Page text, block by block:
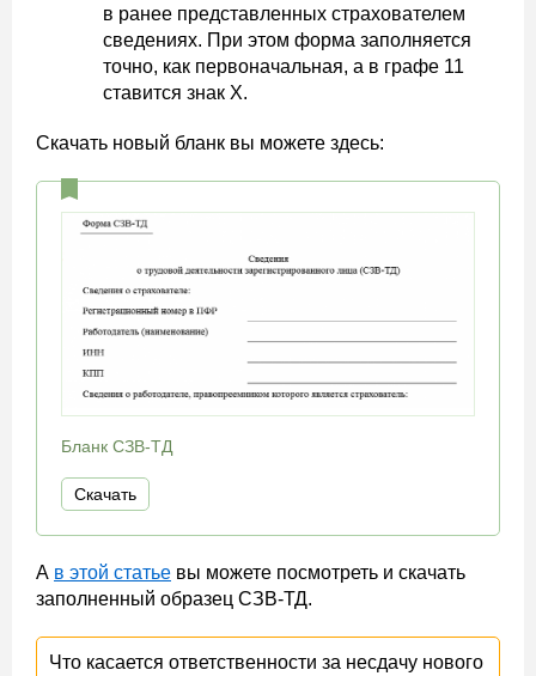
в ранее представленных страхователем
сведениях. При этом форма заполняется
точно, как первоначальная, а в графе 11
ставится знак Х.
Скачать новый бланк вы можете здесь:
Бланк СЗВ-ТД
Скачать
А в этой статье вы можете посмотреть и скачать
заполненный образец СЗВ-ТД.
Что касается ответственности за несдачу нового